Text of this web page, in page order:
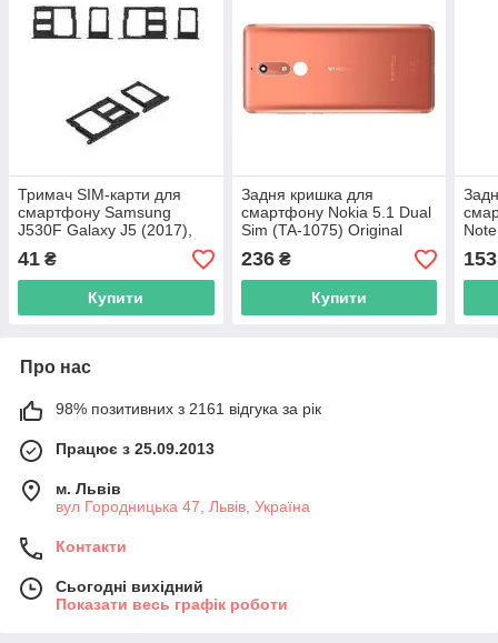
Тримач SIM-карти для
смартфону Samsung
J530F Galaxy J5 (2017),
чорний, 2 шт., З власником
MMC, dual
41 ₴
Купити
Задня кришка для
смартфону Nokia 5.1 Dual
Sim (TA-1075) Original
New золотистий
236₴
Купити
153
Про нас
98% позитивних з 2161 відгука за рік
Працює з 25.09.2013
м. Львів
вул Городницька 47, Львів, Україна
Контакти
Сьогодні вихідний
Показати весь графік роботи